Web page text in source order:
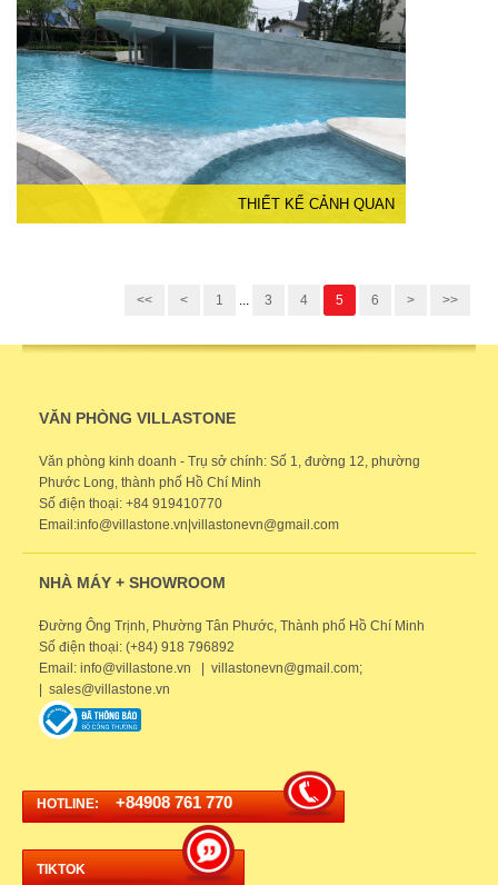
THIẾT KẾ CẢNH QUAN
<< < 1 ... 3 4 5 6 > >>
VĂN PHÒNG VILLASTONE
Văn phòng kinh doanh - Trụ sở chính: Số 1, đường 12, phường
Phước Long, thành phố Hồ Chí Minh
Số điện thoại: +84 919410770
Email:info@villastone.vn|villastonevn@gmail.com
NHÀ MÁY + SHOWROOM
Đường Ông Trịnh, Phường Tân Phước, Thành phố Hồ Chí Minh
Số điện thoại: (+84) 918 796892
Email: info@villastone.vn | villastonevn@gmail.com;
| sales@villastone.vn
HOTLINE:+84908 761 770
TIKTOK